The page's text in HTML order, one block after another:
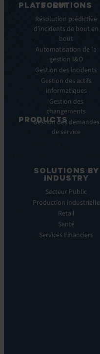
PLATFORM
Fonctionnalités
clés
clés
Intégrations
Pulse
PRODUCTS
Monitoring:
Observe
Automations:
Orchestrate
SOLUTIONS
Résolution prédictive
d’incidents de bout en
bout
Automatisation de la
gestion I&O
Gestion des incidents
Gestion des actifs
informatiques
Gestion des
changements
Gestion des demandes
de service
SOLUTIONS BY
INDUSTRY
Secteur Public
Production industrielle
Retail
Santé
Services Financiers